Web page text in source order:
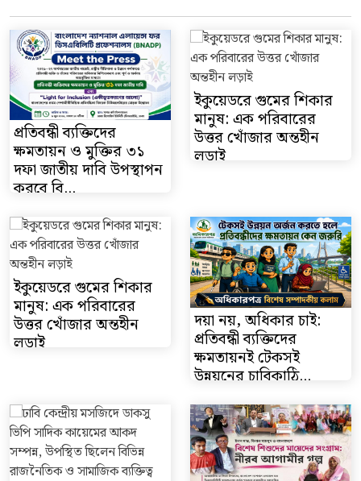
প্রতিবন্ধী ব্যক্তিদের
ক্ষমতায়ন ও মুক্তির ৩১
দফা জাতীয় দাবি উপস্থাপন
করবে বি...
ইকুয়েডরে গুমের শিকার
মানুষ: এক পরিবারের
উত্তর খোঁজার অন্তহীন
লড়াই
ইকুয়েডরে গুমের শিকার
মানুষ: এক পরিবারের
উত্তর খোঁজার অন্তহীন
লড়াই
দয়া নয়, অধিকার চাই:
প্রতিবন্ধী ব্যক্তিদের
ক্ষমতায়নই টেকসই
উন্নয়নের চাবিকাঠি...